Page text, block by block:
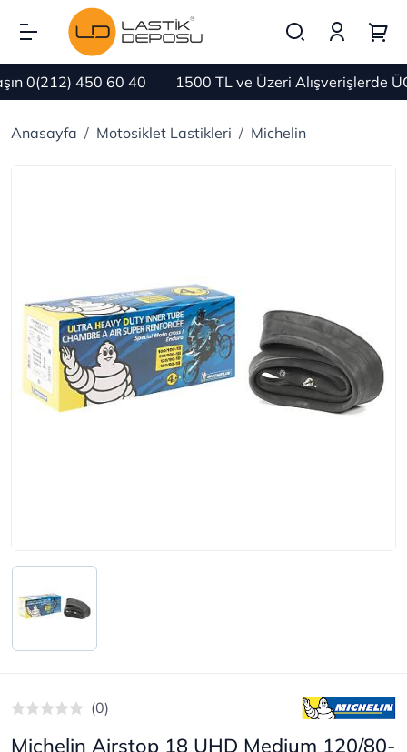
0(212) 450 60 40 1500 TL ve Üzeri Alışverişlerde
Anasayfa Motosiklet Lastikleri Michelin
(0)
Michelin Airstop 18 UHD Medium 120/80-